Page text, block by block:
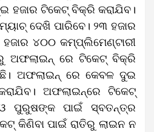
ହଜାର ଟିକେଟ୍ ବିକ୍ରି କରାଯିବ।
ଦେଖି ପାରିବେ। ୨୩ ହଜାର
୪୦୦ କମ୍ପ୍ଲିମେଣ୍ଟାରୀ
ଅଫଲାଇନ୍ ରେ ଟିକେଟ୍ ବିକ୍ରି
ଅଫଲାଇନ୍ ରେ କେବଳ ଦୁଇ
ଅଫଲାଇନ୍‌ରେ ଟିକେଟ୍‌
ପୁରୁଷଙ୍କ ପାଇଁ ସ୍ବତନ୍ତ୍ର
କିଣିବା ପାଇଁ ରାତିରୁ ଲାଇନ ନ